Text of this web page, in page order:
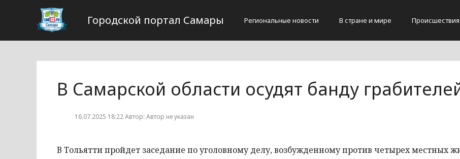
Городской портал Самары Региональные новости В стране и мире Происшествия
В Самарской области осудят банду
16.07.2025 18:22 Автор: Автор не указан
В Тольятти пройдет заседание по уголовному делу, возбужденному против четырех местных